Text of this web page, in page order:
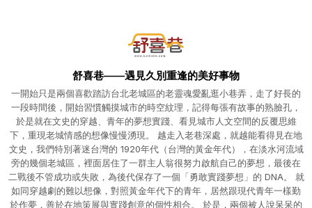
舒喜巷——遇見久別重逢的美好事物
一開始只是兩個喜歡踏訪台北老城區的老靈魂愛亂逛小巷弄，走了好長的
一段時間後，開始習慣觸摸城市的時空紋理，記得每張有故事的熟臉孔，
於是就在文史的穿越、青年的夢想實踐、看見城市人文空間的反覆思維
下，重現老城情感的想像慢慢湧現。 越走入老巷深處，就越能看得見在地
文史，我們特別著迷台灣的 1920年代（台灣的黃金年代），在淡水河流域
旁的幾個老城區，裡面居住了一群主人翁很努力啟航自己的夢想，最後在
二戰後不管成功或失敗，為後代保存了一個「勇敢實踐夢想」的 DNA。 就
如同穿越劇的難以想像，對照黃金年代下的青年，居然跟現代青年一樣勤
於作夢，善於在地策展與實踐創意的個性相合。 於是，兩個被人說呆呆的